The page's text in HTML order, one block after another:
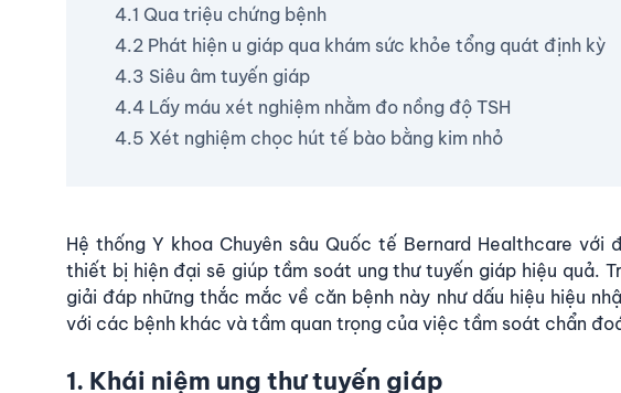
4.1 Qua triệu chứng bệnh
4.2 Phát hiện u giáp qua khám sức khỏe tổng quát định kỳ
4.3 Siêu âm tuyến giáp
4.4 Lấy máu xét nghiệm nhằm đo nồng độ TSH
4.5 Xét nghiệm chọc hút tế bào bằng kim nhỏ
Hệ thống Y khoa Chuyên sâu Quốc tế Bernard Healthcare với
thiết bị hiện đại sẽ giúp tầm soát ung thư tuyến giáp hiệu quả.
giải đáp những thắc mắc về căn bệnh này như dấu hiệu hiệu
với các bệnh khác và tầm quan trọng của việc tầm soát chẩn
1. Khái niệm ung thư tuyến giáp